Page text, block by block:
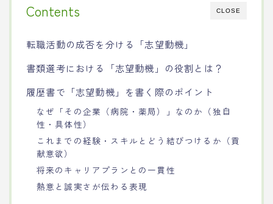
CLOSE
Contents
転職活動の成否を分ける「志望動機」
書類選考における「志望動機」の役割とは？
履歴書で「志望動機」を書く際のポイント
なぜ「その企業（病院・薬局）」なのか（独自
性・具体性）
これまでの経験・スキルとどう結びつけるか（貢
献意欲）
将来のキャリアプランとの一貫性
熱意と誠実さが伝わる表現